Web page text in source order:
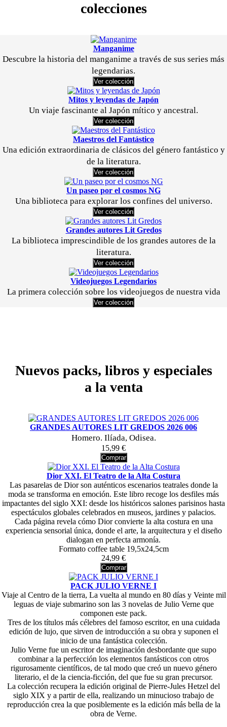
colecciones
Manganime
Descubre la historia del manganime a través de sus series más
legendarias.
Ver colección
Mitos y leyendas de Japón
Un viaje fascinante al Japón mítico y ancestral.
Ver colección
Maestros del Fantástico
Una edición extraordinaria de clásicos del género fantástico y
de la literatura.
Ver colección
Un paseo por el cosmos NG
Una biblioteca para explorar los confines del universo.
Ver colección
Grandes autores Lit Gredos
La biblioteca imprescindible de los grandes autores de la
literatura.
Ver colección
Videojuegos Legendarios
La primera colección sobre los videojuegos de nuestra vida
Ver colección
Nuevos packs, libros y especiales
a la venta
GRANDES AUTORES LIT GREDOS 2026 006
Homero. Ilíada, Odisea.
15,99 €
Comprar
Dior XXI. El Teatro de la Alta Costura
Las pasarelas de Dior son auténticos escenarios teatrales donde la
moda se transforma en emoción. Este libro recoge los desfiles más
impactantes del siglo XXI: desde los históricos salones parisinos hasta
espectáculos globales celebrados en museos, jardines y palacios.
Cada página revela cómo Dior convierte la alta costura en una
experiencia sensorial única, donde el arte, la arquitectura y el diseño
dialogan en perfecta armonía.
Formato coffee table 19,5x24,5cm
24,99 €
Comprar
PACK JULIO VERNE I
Viaje al Centro de la tierra, La vuelta al mundo en 80 días y Veinte mil
leguas de viaje submarino son las 3 novelas de Julio Verne que
componen este pack.
Tres de los títulos más célebres del famoso escritor, en una cuidada
edición de lujo, que sirven de introducción a su obra y suponen el
inicio de una fantástica colección.
Julio Verne fue un escritor de imaginación desbordante que supo
combinar a la perfección los elementos fantásticos con otros
rigurosamente científicos, de tal modo que creó un nuevo género
literario, el de la ciencia-ficción, del que fue su gran precursor.
La colección recupera la edición original de Pierre-Jules Hetzel del
siglo XIX y a partir de ella, realizando un minucioso trabajo de
reproducción crea la que posiblemente es la edición más bella de la
obra de Verne.